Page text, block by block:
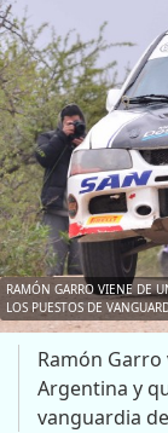
RAMÓN GARRO VIENE DE
LOS PUESTOS DE
Ramón Garro
Argentina y
vanguardia